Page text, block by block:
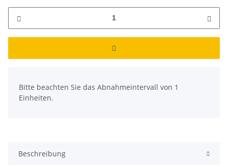
Bitte beachten Sie das Abnahmeintervall von 1
Einheiten.
Beschreibung